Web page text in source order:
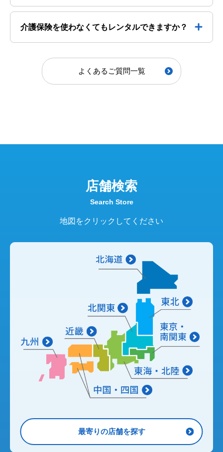
介護保険を使わなくてもレンタルできますか？
よくあるご質問一覧
店舗検索
Search Store
地図をクリックしてください
最寄りの店舗を探す